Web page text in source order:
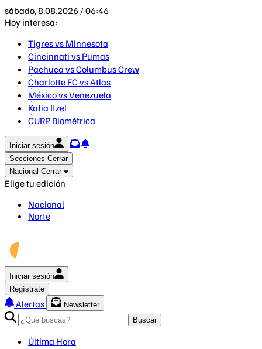
sábado, 8.08.2026 / 06:46
Hoy interesa:
Tigres vs Minnesota
Cincinnati vs Pumas
Pachuca vs Columbus Crew
Charlotte FC vs Atlas
México vs Venezuela
Katia Itzel
CURP Biométrica
Iniciar sesión
Secciones Cerrar
Nacional Cerrar
Elige tu edición
Nacional
Norte
Iniciar sesión
Regístrate
Alertas
Newsletter
Buscar
Última Hora